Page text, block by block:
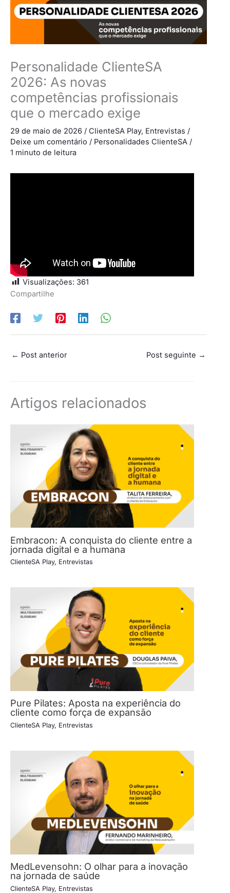
Personalidade ClienteSA
2026: As novas
competências profissionais
que o mercado exige
29 de maio de 2026 / ClienteSA Play, Entrevistas /
Deixe um comentário / Personalidades ClienteSA /
1 minuto de leitura
Visualizações: 361
Compartilhe
← Post anterior Post seguinte →
Artigos relacionados
Embracon: A conquista do cliente entre a
jornada digital e a humana
ClienteSA Play, Entrevistas
Pure Pilates: Aposta na experiência do
cliente como força de expansão
ClienteSA Play, Entrevistas
MedLevensohn: O olhar para a inovação
na jornada de saúde
ClienteSA Play, Entrevistas